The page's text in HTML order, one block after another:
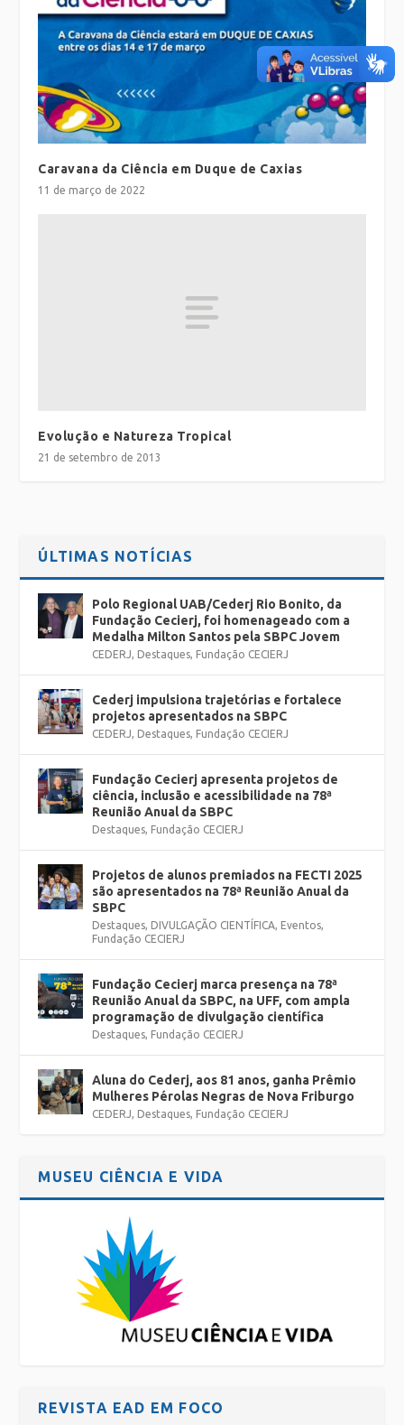
Caravana da Ciência em Duque de Caxias
11 de março de 2022
Evolução e Natureza Tropical
21 de setembro de 2013
ÚLTIMAS NOTÍCIAS
Polo Regional UAB/Cederj Rio Bonito, da
Fundação Cecierj, foi homenageado com a
Medalha Milton Santos pela SBPC Jovem
CEDERJ, Destaques, Fundação CECIERJ
Cederj impulsiona trajetórias e fortalece
projetos apresentados na SBPC
CEDERJ, Destaques, Fundação CECIERJ
Fundação Cecierj apresenta projetos de
ciência, inclusão e acessibilidade na 78ª
Reunião Anual da SBPC
Destaques, Fundação CECIERJ
Projetos de alunos premiados na FECTI 2025
são apresentados na 78ª Reunião Anual da
SBPC
Destaques, DIVULGAÇÃO CIENTÍFICA, Eventos,
Fundação CECIERJ
Fundação Cecierj marca presença na 78ª
Reunião Anual da SBPC, na UFF, com ampla
programação de divulgação científica
Destaques, Fundação CECIERJ
Aluna do Cederj, aos 81 anos, ganha Prêmio
Mulheres Pérolas Negras de Nova Friburgo
CEDERJ, Destaques, Fundação CECIERJ
MUSEU CIÊNCIA E VIDA
REVISTA EAD EM FOCO